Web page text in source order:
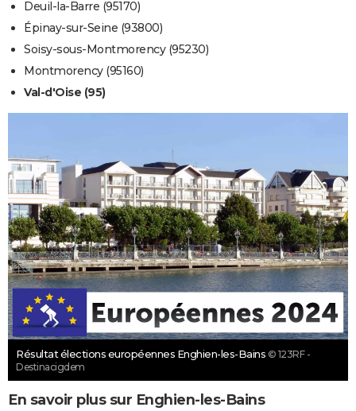
Deuil-la-Barre (95170)
Épinay-sur-Seine (93800)
Soisy-sous-Montmorency (95230)
Montmorency (95160)
Val-d'Oise (95)
Résultat élections européennes Enghien-les-Bains © 123RF -
Destinacigdem
En savoir plus sur Enghien-les-Bains